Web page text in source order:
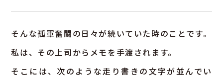
そんな孤軍奮闘の日々が続いていた時のことです。
私は、その上司からメモを手渡されます。
そこには、次のような走り書きの文字が並んでい